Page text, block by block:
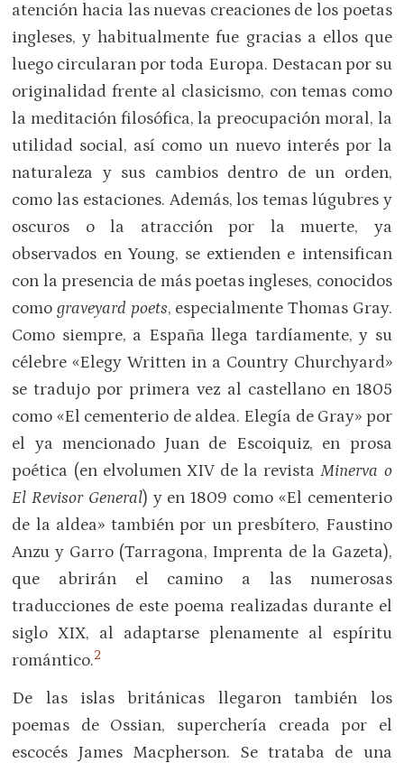
atención hacia las nuevas creaciones de los poetas
ingleses, y habitualmente fue gracias a ellos que
luego circularan por toda Europa. Destacan por su
originalidad frente al clasicismo, con temas como
la meditación filosófica, la preocupación moral, la
utilidad social, así como un nuevo interés por la
naturaleza y sus cambios dentro de un orden,
como las estaciones. Además, los temas lúgubres y
oscuros o la atracción por la muerte, ya
observados en Young, se extienden e intensifican
con la presencia de más poetas ingleses, conocidos
comograveyard poets, especialmente Thomas Gray.
Como siempre, a España llega tardíamente, y su
célebre «Elegy Written in a Country Churchyard»
se tradujo por primera vez al castellano en 1805
como «El cementerio de aldea. Elegía de Gray» por
el ya mencionado Juan de Escoiquiz, en prosa
poética (en elvolumen XIV de la revistaMinerva o
El Revisor General) y en 1809 como «El cementerio
de la aldea» también por un presbítero, Faustino
Anzu y Garro (Tarragona, Imprenta de la Gazeta),
que abrirán el camino a las numerosas
traducciones de este poema realizadas durante el
siglo XIX, al adaptarse plenamente al espíritu
romántico.2
De las islas británicas llegaron también los
poemas de Ossian, superchería creada por el
escocés James Macpherson. Se trataba de una